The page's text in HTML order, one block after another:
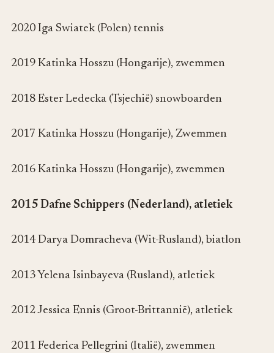
2020 Iga Swiatek (Polen) tennis
2019 Katinka Hosszu (Hongarije), zwemmen
2018 Ester Ledecka (Tsjechië) snowboarden
2017 Katinka Hosszu (Hongarije), Zwemmen
2016 Katinka Hosszu (Hongarije), zwemmen
2015 Dafne Schippers (Nederland), atletiek
2014 Darya Domracheva (Wit-Rusland), biatlon
2013 Yelena Isinbayeva (Rusland), atletiek
2012 Jessica Ennis (Groot-Brittannië), atletiek
2011 Federica Pellegrini (Italië), zwemmen